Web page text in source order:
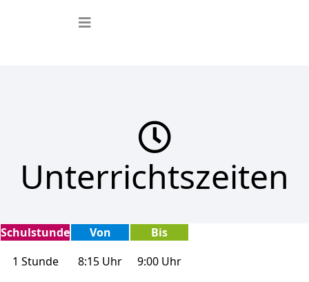
Unterrichtszeiten
Schulstunde Von
Bis
1 Stunde
8:15 Uhr
9:00 Uhr